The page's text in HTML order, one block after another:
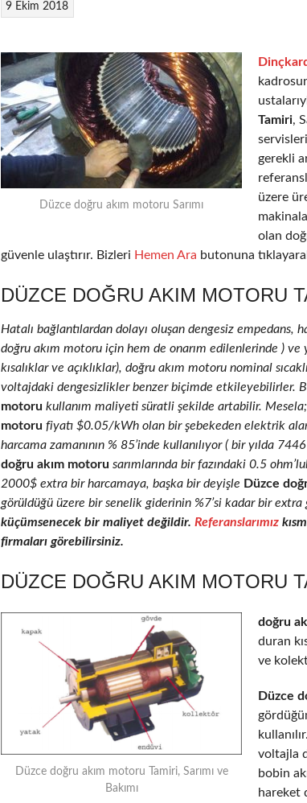
9 Ekim 2018
Düzce doğru akım motoru Sarımı
Tamiri,
gerekli
üzere
olan
güvenle ulaştırır. Bizleri Hemen Ara butonuna
DÜZCE DOĞRU AKIM MOTORU
Hatalı bağlantılardan dolayı oluşan dengesiz empedans,
doğru akım motoru için hem de onarım edilenlerinde ) ve
kısalıklar ve açıklıklar), doğru akım motoru nominal
voltajdaki dengesizlikler benzer biçimde etkileyebilirler.
motoru kullanım maliyeti süratli şekilde artabilir.
motoru fiyatı $0.05/kWh olan bir şebekeden elektrik
harcama zamanının % 85’inde kullanılıyor ( bir yılda
doğru akım motoru sarımlarında bir fazındaki 0.5
2000$ extra bir harcamaya, başka bir deyişle Düzce
görüldüğü üzere bir senelik giderinin %7’si kadar bir extra
küçümsenecek bir maliyet değildir. Referanslarımız
firmaları görebilirsiniz.
DÜZCE DOĞRU AKIM MOTORU
Düzce doğru akım motoru Tamiri, Sarımı ve
Bakımı
doğru
duran
ve
Düzce
voltajla
bobin
hareket